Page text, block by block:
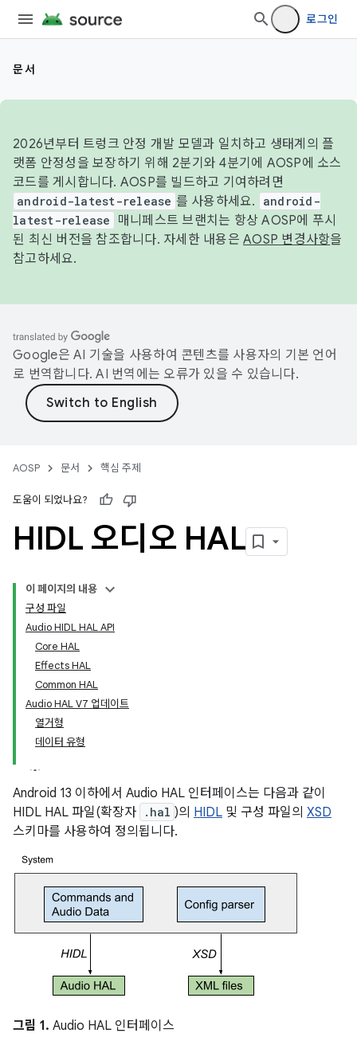
로그인
문서
2026년부터 트렁크 안정 개발 모델과 일치하고 생태계의 플
랫폼 안정성을 보장하기 위해 2분기와 4분기에 AOSP에 소스
코드를 게시합니다. AOSP를 빌드하고 기여하려면
android-latest-release 를 사용하세요.
android-
latest-release
매니페스트 브랜치는 항상 AOSP에 푸시
된 최신 버전을 참조합니다. 자세한 내용은 AOSP 변경사항을
참고하세요.
Google은 AI 기술을 사용하여 콘텐츠를 사용자의 기본 언어
로 번역합니다. AI 번역에는 오류가 있을 수 있습니다.
AOSP 문서 핵심 주제
도움이 되었나요?
HIDL 오디오 HAL
이 페이지의 내용
구성 파일
Audio HIDL HAL API
Core HAL
Effects HAL
Common HAL
Audio HAL V7 업데이트
열거형
데이터 유형
Android 13 이하에서 Audio HAL 인터페이스는 다음과 같이
HIDL HAL 파일(확장자
.hal )의 HIDL 및 구성 파일의 XSD
스키마를 사용하여 정의됩니다.
그림 1. Audio HAL 인터페이스